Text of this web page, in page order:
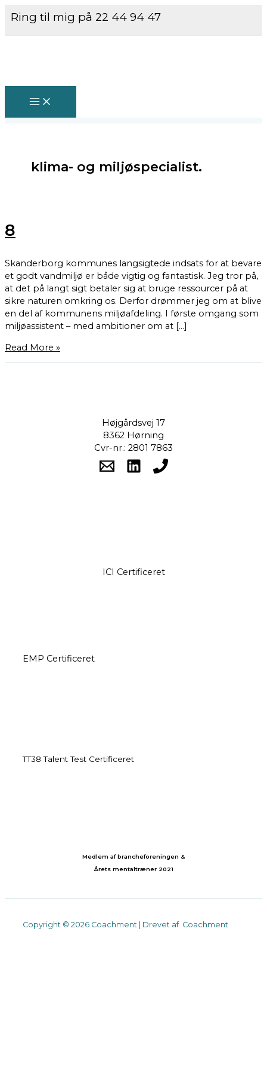
Ring til mig på 22 44 94 47
klima- og miljøspecialist.
8
Skanderborg kommunes langsigtede indsats for at bevare
et godt vandmiljø er både vigtig og fantastisk. Jeg tror på,
at det på langt sigt betaler sig at bruge ressourcer på at
sikre naturen omkring os. Derfor drømmer jeg om at blive
en del af kommunens miljøafdeling. I første omgang som
miljøassistent – med ambitioner om at […]
Read More »
Højgårdsvej 17
8362 Hørning
Cvr-nr.: 2801 7863
ICI Certificeret
EMP Certificeret
TT38 Talent Test Certificeret
Medlem af brancheforeningen &
Årets mentaltræner 2021
Copyright © 2026 Coachment | Drevet af Coachment